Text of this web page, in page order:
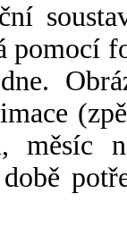
pomocí
měsíc